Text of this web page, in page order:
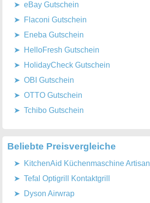
eBay Gutschein
Flaconi Gutschein
Eneba Gutschein
HelloFresh Gutschein
HolidayCheck Gutschein
OBI Gutschein
OTTO Gutschein
Tchibo Gutschein
Beliebte Preisvergleiche
KitchenAid Küchenmaschine Artisan
Tefal Optigrill Kontaktgrill
Dyson Airwrap